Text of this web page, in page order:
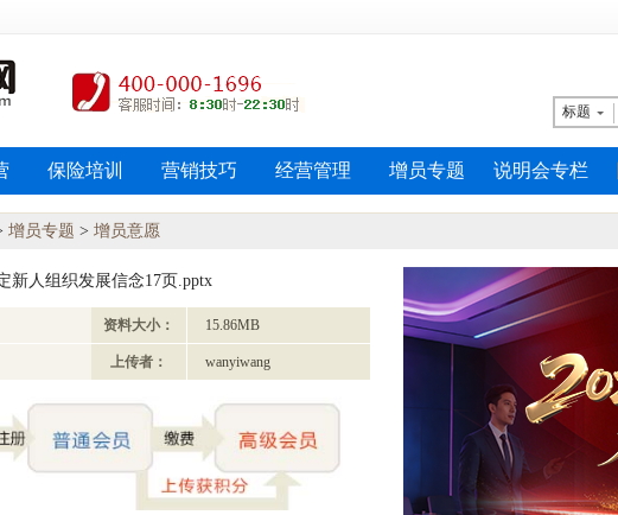
标题
保险培训 营销技巧 经营管理 增员专题 说明会专栏
增员专题 > 增员意愿
新人组织发展信念17页.pptx
资料大小： 15.86MB
上传者： wanyiwang